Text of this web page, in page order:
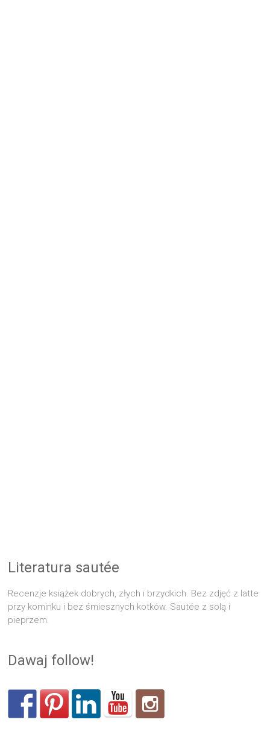
Literatura sautée
Recenzje książek dobrych, złych i brzydkich. Bez zdjęć z latte
przy kominku i bez śmiesznych kotków. Sautée z solą i
pieprzem.
Dawaj follow!